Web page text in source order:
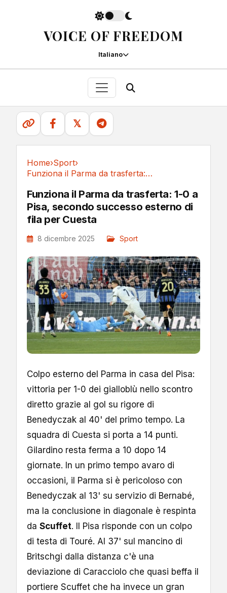
VOICE OF FREEDOM
Italiano
𝕏
Home›Sport›
Funziona il Parma da trasferta: 1-0 a Pisa,...
Funziona il Parma da trasferta: 1-0 a
Pisa, secondo successo esterno di
fila per Cuesta
8 dicembre 2025 Sport
Colpo esterno del Parma in casa del Pisa:
vittoria per 1-0 dei gialloblù nello scontro
diretto grazie al gol su rigore di
Benedyczak al 40' del primo tempo. La
squadra di Cuesta si porta a 14 punti.
Gilardino resta ferma a 10 dopo 14
giornate. In un primo tempo avaro di
occasioni, il Parma si è pericoloso con
Benedyczak al 13' su servizio di Bernabé,
ma la conclusione in diagonale è respinta
da Scuffet. Il Pisa risponde con un colpo
di testa di Touré. Al 37' sul mancino di
Britschgi dalla distanza c'è una
deviazione di Caracciolo che quasi beffa il
portiere Scuffet che ha invece un gran